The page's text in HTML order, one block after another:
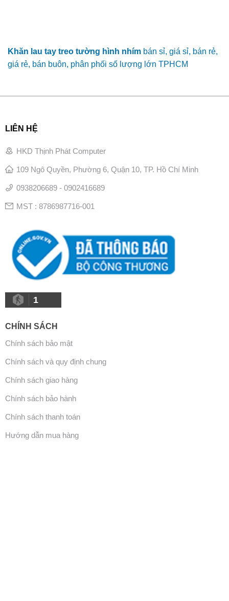
Khăn lau tay treo tường hình nhím bán sỉ, giá sỉ, bán rẻ,
giá rẻ, bán buôn, phân phối số lượng lớn TPHCM
LIÊN HỆ
HKD Thịnh Phát Computer
109 Ngô Quyền, Phường 6, Quận 10, TP. Hồ Chí Minh
0938206689 - 0902416689
MST : 8786987716-001
1
CHÍNH SÁCH
Chính sách bảo mật
Chính sách và quy định chung
Chính sách giao hàng
Chính sách bảo hành
Chính sách thanh toán
Hướng dẫn mua hàng